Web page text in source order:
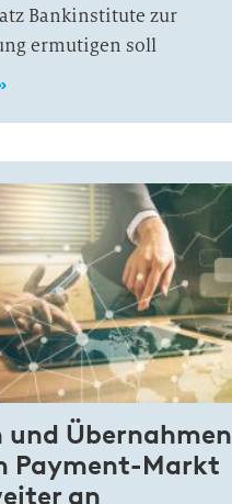
Bankinstitute zur
ermutigen soll
und Übernahmen
Payment-Markt
an